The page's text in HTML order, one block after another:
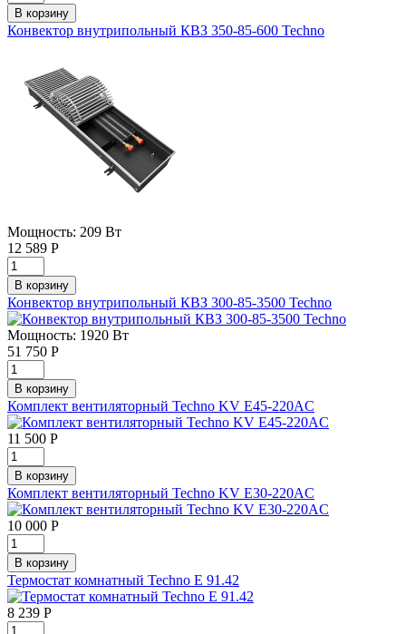
Конвектор внутрипольный КВЗ 350-85-600 Techno
Мощность: 209 Вт
12 589 Р
Конвектор внутрипольный КВЗ 300-85-3500 Technо
Мощность: 1920 Вт
51 750 Р
Комплект вентиляторный Techno KV E45-220AC
11 500 Р
Комплект вентиляторный Techno KV E30-220AC
10 000 Р
Термостат комнатный Techno E 91.42
8 239 Р